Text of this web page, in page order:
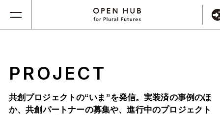
PROJECT
共創プロジェクトの“いま”を発信。実装済の事例のほ
か、共創パートナーの募集や、進行中のプロジェクト